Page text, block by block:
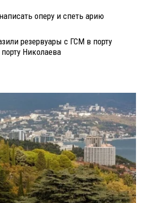
оперу и спеть арию
резервуары с ГСМ в порту
Николаева